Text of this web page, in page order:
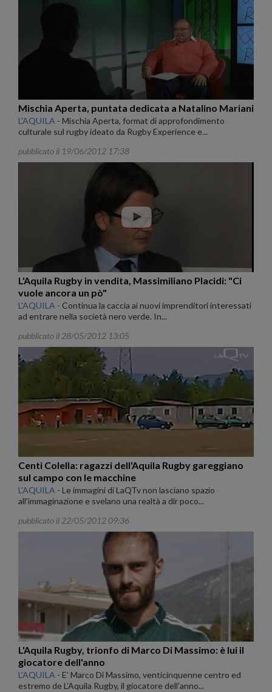
Mischia Aperta, puntata dedicata a Natalino Mariani
L'AQUILA - Mischia Aperta, format di approfondimento
culturale sul rugby ideato da Rugby Experience e...
pubblicato il 19/06/2012 17:38
L'Aquila Rugby in vendita, Massimiliano Placidi: "Ci
vuole ancora un pò"
L'AQUILA - Continua la caccia ai nuovi imprenditori interessati
ad entrare nella società nero verde. In...
pubblicato il 28/05/2012 13:05
Centi Colella: ragazzi dell'Aquila Rugby gareggiano
sul campo con le macchine
L'AQUILA - Le immagini di LaQTv non lasciano spazio
all'immaginazione e svelano una realtà a dir poco...
pubblicato il 22/05/2012 09:36
L'Aquila Rugby, trionfo di Marco Di Massimo: è lui il
giocatore dell'anno
L'AQUILA - E’ Marco Di Massimo, venticinquenne centro ed
estremo de L’Aquila Rugby, il giocatore dell’anno...